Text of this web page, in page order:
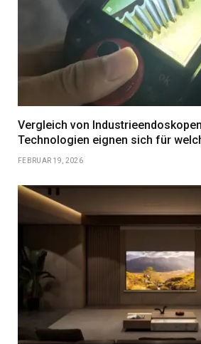
Vergleich von
Technologien eignen sich für
FEBRUAR 19, 2026